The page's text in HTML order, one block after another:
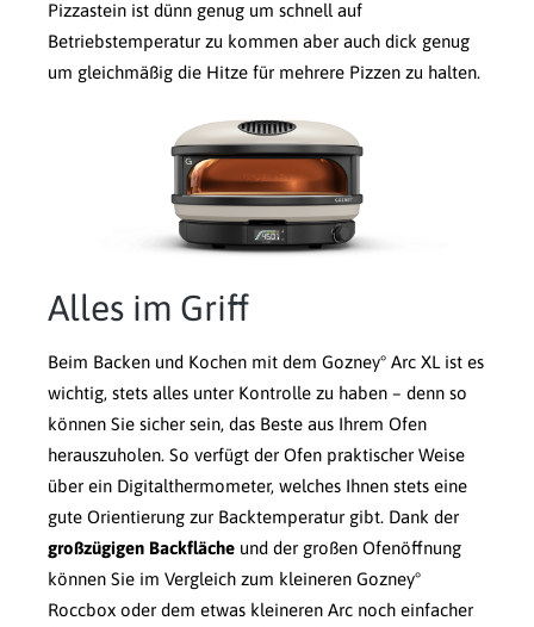
Pizzastein ist dünn genug um schnell auf
Betriebstemperatur zu kommen aber auch dick genug
um gleichmäßig die Hitze für mehrere Pizzen zu halten.
Alles im Griff
Beim Backen und Kochen mit dem Gozney° Arc XL ist es
wichtig, stets alles unter Kontrolle zu haben – denn so
können Sie sicher sein, das Beste aus Ihrem Ofen
herauszuholen. So verfügt der Ofen praktischer Weise
über ein Digitalthermometer, welches Ihnen stets eine
gute Orientierung zur Backtemperatur gibt. Dank der
großzügigen Backfläche und der großen Ofenöffnung
können Sie im Vergleich zum kleineren Gozney°
Roccbox oder dem etwas kleineren Arc noch einfacher